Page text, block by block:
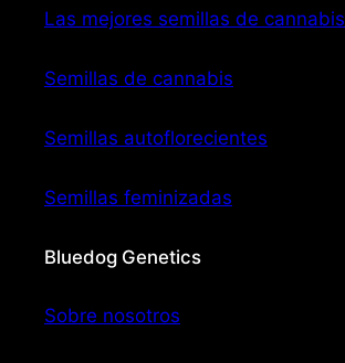
Las mejores semillas de cannabis
Semillas de cannabis
Semillas autoflorecientes
Semillas feminizadas
Bluedog Genetics
Sobre nosotros